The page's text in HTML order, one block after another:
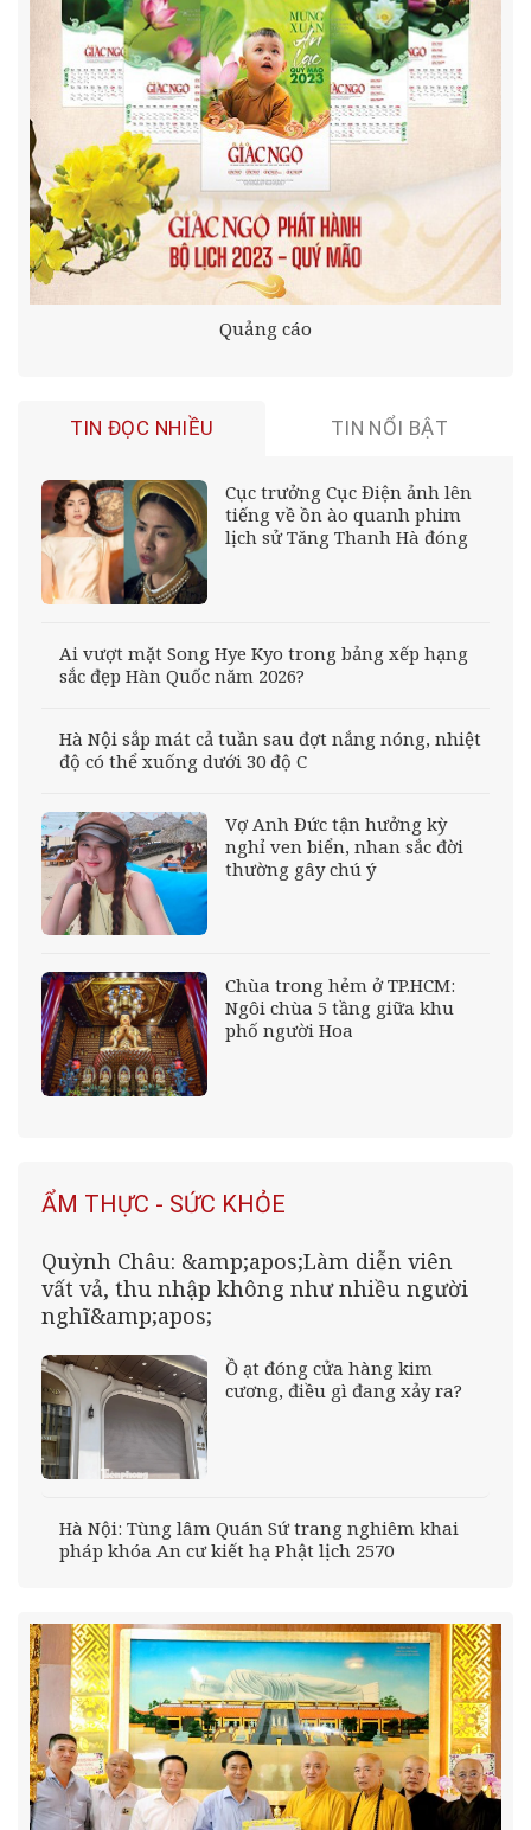
Quảng cáo
TIN ĐỌC NHIỀU TIN NỔI BẬT
Cục trưởng Cục Điện ảnh lên
tiếng về ồn ào quanh phim
lịch sử Tăng Thanh Hà đóng
Ai vượt mặt Song Hye Kyo trong bảng xếp hạng
sắc đẹp Hàn Quốc năm 2026?
Hà Nội sắp mát cả tuần sau đợt nắng nóng, nhiệt
độ có thể xuống dưới 30 độ C
Vợ Anh Đức tận hưởng kỳ
nghỉ ven biển, nhan sắc đời
thường gây chú ý
Chùa trong hẻm ở TP.HCM:
Ngôi chùa 5 tầng giữa khu
phố người Hoa
ẨM THỰC - SỨC KHỎE
Quỳnh Châu: &amp;apos;Làm diễn viên
vất vả, thu nhập không như nhiều người
nghĩ&amp;apos;
Ồ ạt đóng cửa hàng kim
cương, điều gì đang xảy ra?
Hà Nội: Tùng lâm Quán Sứ trang nghiêm khai
pháp khóa An cư kiết hạ Phật lịch 2570